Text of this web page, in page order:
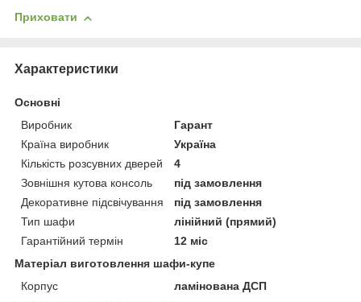
Приховати
Характеристики
Основні
Виробник
Гарант
Країна виробник
Україна
Кількість розсувних дверей
4
Зовнішня кутова консоль
під замовлення
Декоративне підсвічування
під замовлення
Тип шафи
лінійний (прямий)
Гарантійний термін
12 міс
Матеріал виготовлення шафи-купе
Корпус
ламінована ДСП